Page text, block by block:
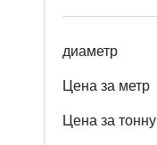
диаметр
Цена за метр
Цена за тонну